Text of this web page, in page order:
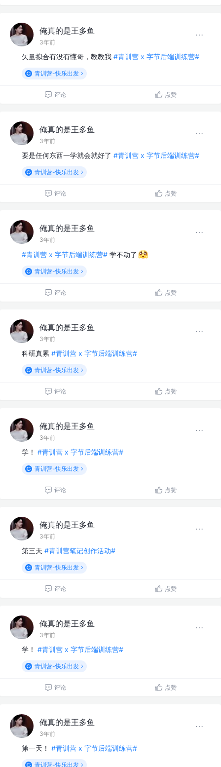
俺真的是王多鱼
3年前
矢量拟合有没有懂哥，教教我 #青训营 x 字节后端训练营#
青训营-快乐出发
评论 点赞
俺真的是王多鱼
3年前
要是任何东西一学就会就好了 #青训营 x 字节后端训练营#
青训营-快乐出发
评论 点赞
俺真的是王多鱼
3年前
#青训营 x 字节后端训练营# 学不动了
青训营-快乐出发
评论 点赞
俺真的是王多鱼
3年前
科研真累 #青训营 x 字节后端训练营#
青训营-快乐出发
评论 点赞
俺真的是王多鱼
3年前
学！ #青训营 x 字节后端训练营#
青训营-快乐出发
评论 点赞
俺真的是王多鱼
3年前
第三天 #青训营笔记创作活动#
青训营-快乐出发
评论 点赞
俺真的是王多鱼
3年前
学！ #青训营 x 字节后端训练营#
青训营-快乐出发
评论 点赞
俺真的是王多鱼
3年前
第一天！ #青训营 x 字节后端训练营#
青训营-快乐出发